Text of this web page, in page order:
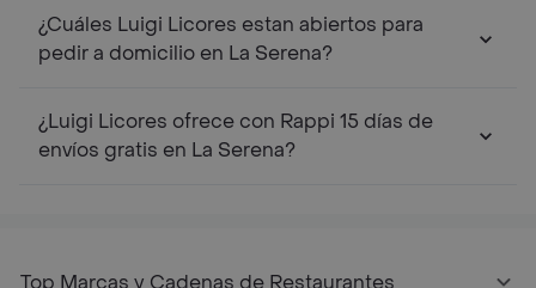
¿Cuáles Luigi Licores estan abiertos para
pedir a domicilio en La Serena?
¿Luigi Licores ofrece con Rappi 15 días de
envíos gratis en La Serena?
Top Marcas y Cadenas de Restaurantes